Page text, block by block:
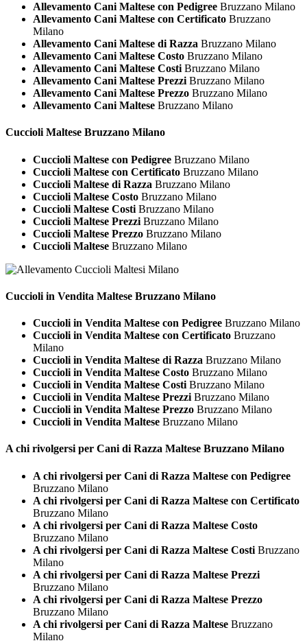
Allevamento Cani Maltese con Pedigree Bruzzano Milano
Allevamento Cani Maltese con Certificato Bruzzano
Milano
Allevamento Cani Maltese di Razza Bruzzano Milano
Allevamento Cani Maltese Costo Bruzzano Milano
Allevamento Cani Maltese Costi Bruzzano Milano
Allevamento Cani Maltese Prezzi Bruzzano Milano
Allevamento Cani Maltese Prezzo Bruzzano Milano
Allevamento Cani Maltese Bruzzano Milano
Cuccioli Maltese Bruzzano Milano
Cuccioli Maltese con Pedigree Bruzzano Milano
Cuccioli Maltese con Certificato Bruzzano Milano
Cuccioli Maltese di Razza Bruzzano Milano
Cuccioli Maltese Costo Bruzzano Milano
Cuccioli Maltese Costi Bruzzano Milano
Cuccioli Maltese Prezzi Bruzzano Milano
Cuccioli Maltese Prezzo Bruzzano Milano
Cuccioli Maltese Bruzzano Milano
Cuccioli in Vendita Maltese Bruzzano Milano
Cuccioli in Vendita Maltese con Pedigree Bruzzano Milano
Cuccioli in Vendita Maltese con Certificato Bruzzano
Milano
Cuccioli in Vendita Maltese di Razza Bruzzano Milano
Cuccioli in Vendita Maltese Costo Bruzzano Milano
Cuccioli in Vendita Maltese Costi Bruzzano Milano
Cuccioli in Vendita Maltese Prezzi Bruzzano Milano
Cuccioli in Vendita Maltese Prezzo Bruzzano Milano
Cuccioli in Vendita Maltese Bruzzano Milano
A chi rivolgersi per Cani di Razza Maltese Bruzzano Milano
A chi rivolgersi per Cani di Razza Maltese con Pedigree
Bruzzano Milano
A chi rivolgersi per Cani di Razza Maltese con Certificato
Bruzzano Milano
A chi rivolgersi per Cani di Razza Maltese Costo
Bruzzano Milano
A chi rivolgersi per Cani di Razza Maltese Costi Bruzzano
Milano
A chi rivolgersi per Cani di Razza Maltese Prezzi
Bruzzano Milano
A chi rivolgersi per Cani di Razza Maltese Prezzo
Bruzzano Milano
A chi rivolgersi per Cani di Razza Maltese Bruzzano
Milano